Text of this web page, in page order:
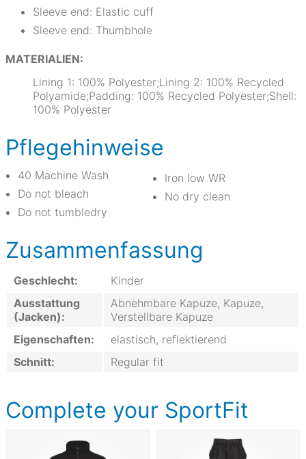
Sleeve end: Elastic cuff
Sleeve end: Thumbhole
MATERIALIEN:
Lining 1: 100% Polyester;Lining 2: 100% Recycled
Polyamide;Padding: 100% Recycled Polyester;Shell:
100% Polyester
Pflegehinweise
40 Machine Wash
Do not bleach
Do not tumbledry
Iron low WR
No dry clean
Zusammenfassung
Geschlecht:
Kinder
Ausstattung
(Jacken):
Abnehmbare Kapuze, Kapuze,
Verstellbare Kapuze
Eigenschaften:
elastisch, reflektierend
Schnitt:
Regular fit
Complete your SportFit